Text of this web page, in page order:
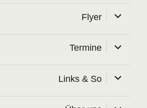
Flyer öffnen
Termine öffnen
Links & So öffnen